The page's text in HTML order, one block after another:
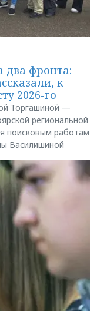
два фронта:
к
2026-го
Торгашиной —
региональной
поисковым работам
Василишиной